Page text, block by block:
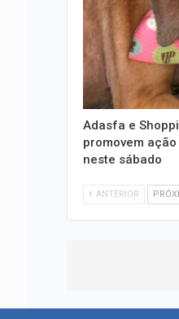
Adasfa e
promovem
neste sábado
ANTERIOR